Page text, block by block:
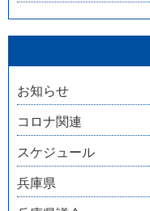
お知らせ
コロナ関連
スケジュール
兵庫県